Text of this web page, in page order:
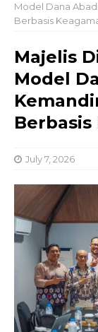
Model Dana
Berbasis
Majelis
Model
Berbasis
July 7, 2026